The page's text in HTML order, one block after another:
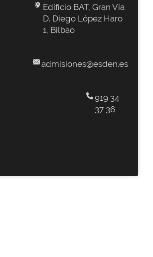
Edificio BAT, Gran Vía
D. Diego López Haro
1, Bilbao
admisiones@esden.es
919 34
37 36